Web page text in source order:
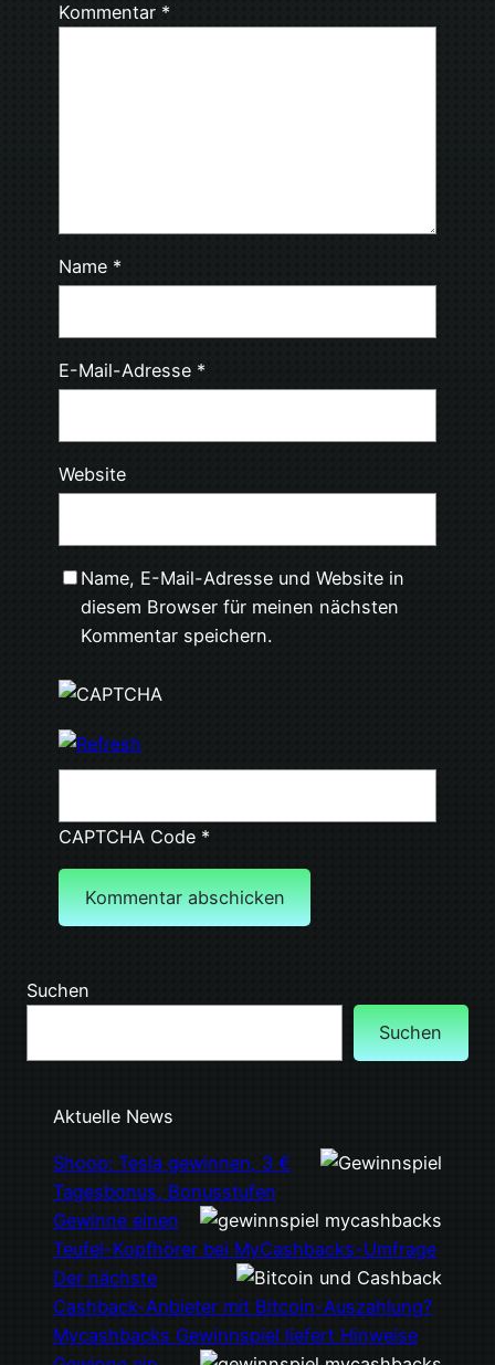
Kommentar *
Name *
E-Mail-Adresse *
Website
Name, E-Mail-Adresse und Website in
diesem Browser für meinen nächsten
Kommentar speichern.
CAPTCHA Code*
Suchen
Suchen
Aktuelle News
Shoop: Tesla gewinnen, 3 €
Tagesbonus, Bonusstufen
Gewinne einen
Teufel-Kopfhörer bei MyCashbacks-Umfrage
Der nächste
Cashback-Anbieter mit Bitcoin-Auszahlung?
Mycashbacks Gewinnspiel liefert Hinweise